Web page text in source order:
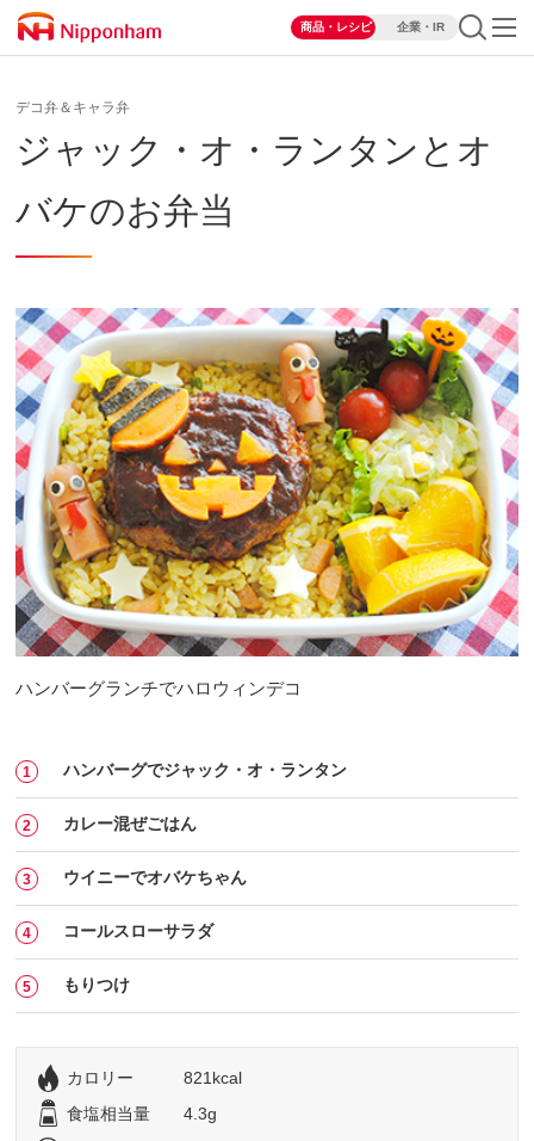
商品・レシピ 企業・IR
デコ弁＆キャラ弁
ジャック・オ・ランタンとオ
バケのお弁当
ハンバーグランチでハロウィンデコ
ハンバーグでジャック・オ・ランタン
カレー混ぜごはん
ウイニーでオバケちゃん
コールスローサラダ
もりつけ
カロリー
821kcal
食塩相当量
4.3g